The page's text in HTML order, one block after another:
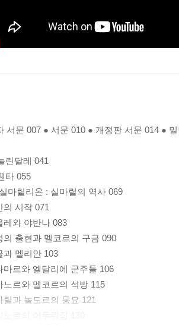
서문 007 ● 서문 010 ● 개정판 서문 014 ●
린달레 041
타 055
마릴리온 : 실마릴의 역사 069
의 시작 071
레와 야반나 083
의 출현과 멜코르의 구금 090
과 멜리안 103
마르와 엘달리에 군주들 106
노르와 멜코르의 석방 115
릴과 놀도르의 동요 121